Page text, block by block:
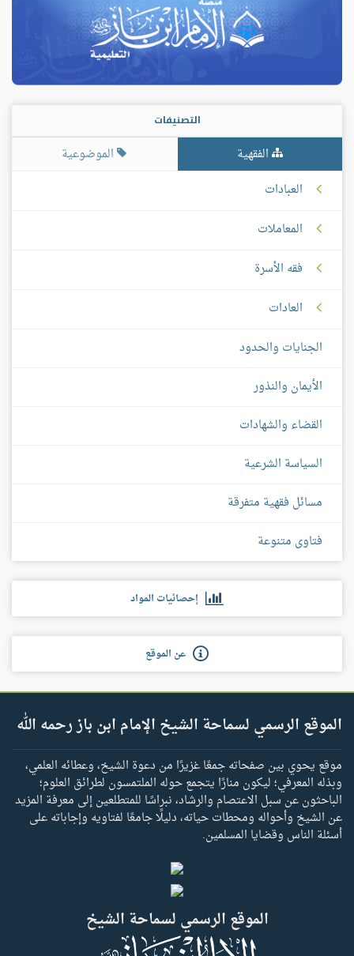
التصنيفات
الفقهية
الموضوعية
العبادات
المعاملات
فقه الأسرة
العادات
الجنايات والحدود
الأيمان والنذور
القضاء والشهادات
السياسة الشرعية
مسائل فقهية متفرقة
فتاوى متنوعة
إحصائيات المواد
عن الموقع
الموقع الرسمي لسماحة الشيخ الإمام ابن باز رحمه الله
موقع يحوي بين صفحاته جمعًا غزيرًا من دعوة الشيخ، وعطائه العلمي،
وبذله المعرفي؛ ليكون منارًا يتجمع حوله الملتمسون لطرائق العلوم؛
الباحثون عن سبل الاعتصام والرشاد، نبراسًا للمتطلعين إلى معرفة المزيد
عن الشيخ وأحواله ومحطات حياته، دليلًا جامعًا لفتاويه وإجاباته على
أسئلة الناس وقضايا المسلمين.
الموقع الرسمي لسماحة الشيخ